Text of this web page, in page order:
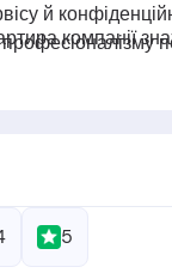
й
компанії
5